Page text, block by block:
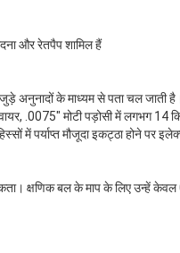
और रेतपैप शामिल हैं
के माध्यम से पता चल जाती
.0075" मोटी पड़ोसी में लगभग 14
में पर्याप्त मौजूदा इकट्ठा होने पर
क्षणिक बल के माप के लिए उन्हें